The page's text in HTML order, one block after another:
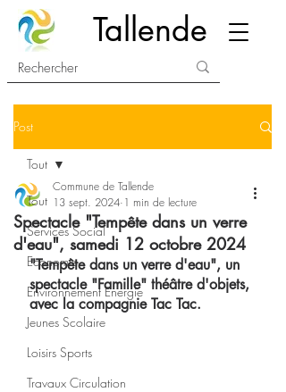
Tallende
Post
Tout
Services Social
Economie
Environnement Energie
Jeunes Scolaire
Loisirs Sports
Travaux Circulation
Tout
Spectacle "Tempête dans un verre
d'eau", samedi 12 octobre 2024
Commune de Tallende
13 sept. 2024 1 min de lecture
"Tempête dans un verre d'eau", un
spectacle "Famille" théâtre d'objets,
avec la compagnie Tac Tac.